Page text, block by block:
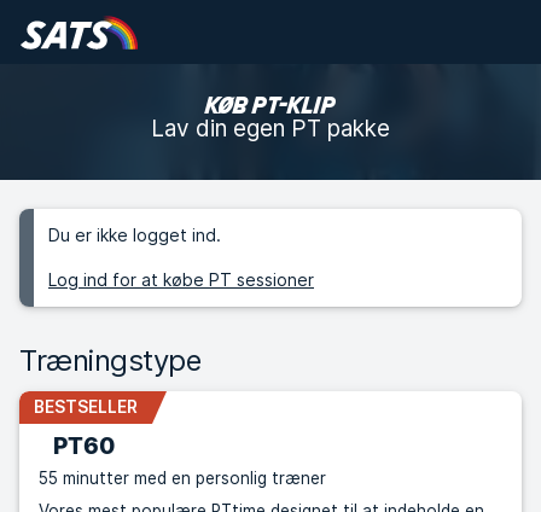
KØB PT-KLIP
Lav din egen PT pakke
Du er ikke logget ind.
Log ind for at købe PT sessioner
Træningstype
PT60
BESTSELLER
55 minutter med en personlig træner